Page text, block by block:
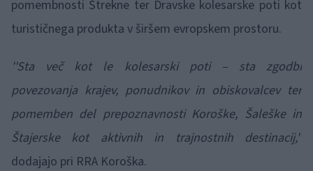
pomembnosti Štrekne ter Dravske kolesarske poti kot
turističnega produkta v širšem evropskem prostoru.
''Sta več kot le kolesarski poti – sta zgodbi
povezovanja krajev, ponudnikov in obiskovalcev ter
pomemben del prepoznavnosti Koroške, Šaleške in
Štajerske kot aktivnih in trajnostnih destinacij,''
dodajajo pri RRA Koroška.